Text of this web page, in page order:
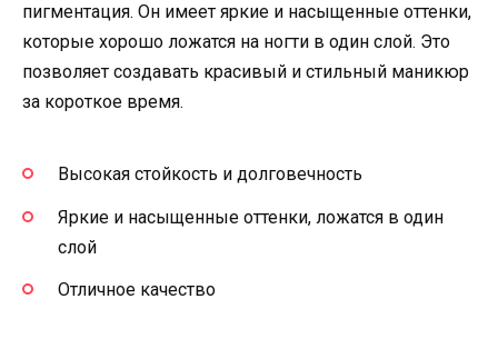
пигментация. Он имеет яркие и насыщенные оттенки,
которые хорошо ложатся на ногти в один слой. Это
позволяет создавать красивый и стильный маникюр
за короткое время.
Высокая стойкость и долговечность
Яркие и насыщенные оттенки, ложатся в один
слой
Отличное качество